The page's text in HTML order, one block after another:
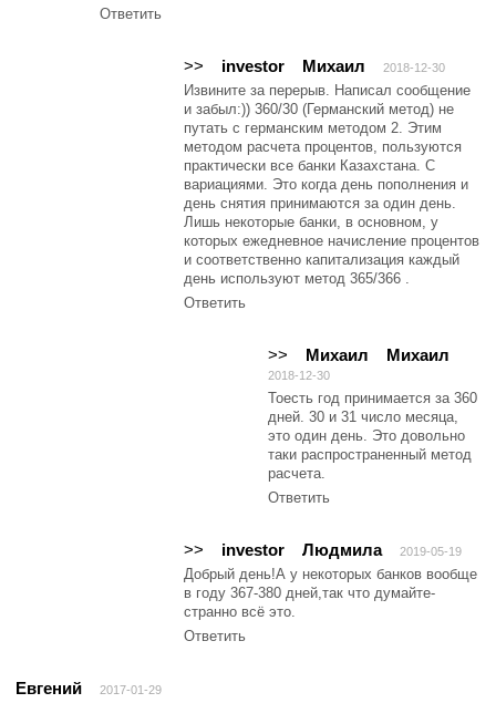
Ответить
Михаил
>> investor 2018-12-30
Извините за перерыв. Написал сообщение
и забыл:)) 360/30 (Германский метод) не
путать с германским методом 2. Этим
методом расчета процентов, пользуются
практически все банки Казахстана. С
вариациями. Это когда день пополнения и
день снятия принимаются за один день.
Лишь некоторые банки, в основном, у
которых ежедневное начисление процентов
и соответственно капитализация каждый
день используют метод 365/366 .
Ответить
Михаил
>> Михаил
2018-12-30
Тоесть год принимается за 360
дней. 30 и 31 число месяца,
это один день. Это довольно
таки распространенный метод
расчета.
Ответить
Людмила
>> investor 2019-05-19
Добрый день!А у некоторых банков вообще
в году 367-380 дней,так что думайте-
странно всё это.
Ответить
Евгений 2017-01-29